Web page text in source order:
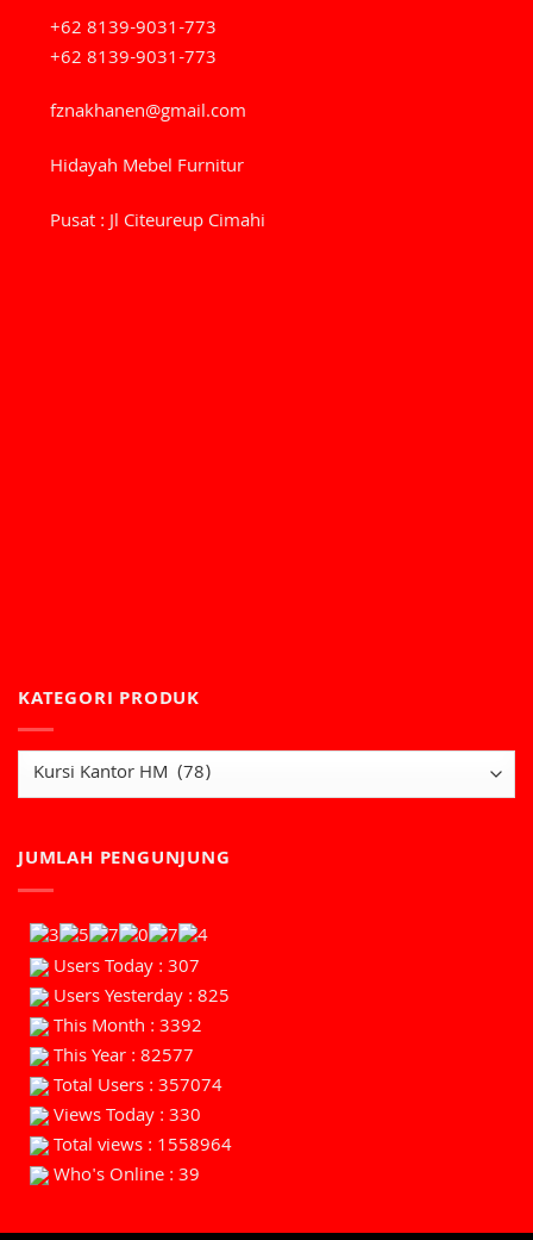
+62 8139-9031-773
+62 8139-9031-773
fznakhanen@gmail.com
Hidayah Mebel Furnitur
Pusat : Jl Citeureup Cimahi
KATEGORI PRODUK
JUMLAH PENGUNJUNG
Users Today : 307
Users Yesterday : 825
This Month : 3392
This Year : 82577
Total Users : 357074
Views Today : 330
Total views : 1558964
Who's Online : 39